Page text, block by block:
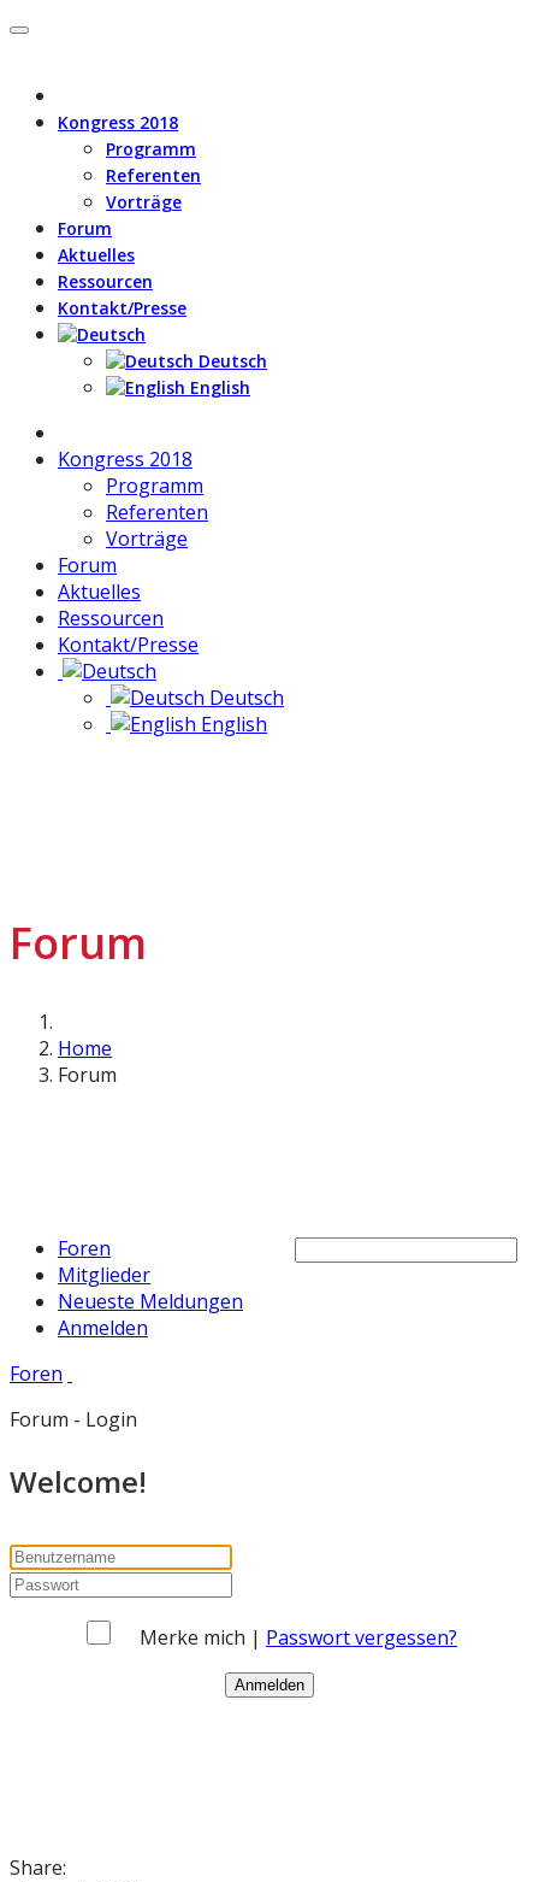
Kongress 2018
Programm
Referenten
Vorträge
Forum
Aktuelles
Ressourcen
Kontakt/Presse
Deutsch
English
Kongress 2018
Programm
Referenten
Vorträge
Forum
Aktuelles
Ressourcen
Kontakt/Presse
Deutsch
English
Forum
Home
Forum
Foren
Mitglieder
Neueste Meldungen
Anmelden
Foren
Forum - Login
Welcome!
Merke mich | Passwort vergessen?
Share: